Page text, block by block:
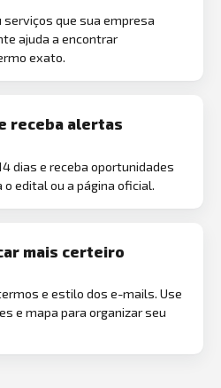
que sua empresa
ajuda a encontrar
exato.
receba alertas
dias e receba oportunidades
edital ou a página oficial.
mais certeiro
e estilo dos e-mails. Use
e mapa para organizar seu